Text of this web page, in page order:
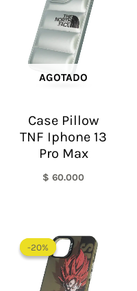
AGOTADO
Case Pillow
TNF Iphone 13
Pro Max
$ 60.000
-20%
-20%
precio
original
era:
$ 60.000.